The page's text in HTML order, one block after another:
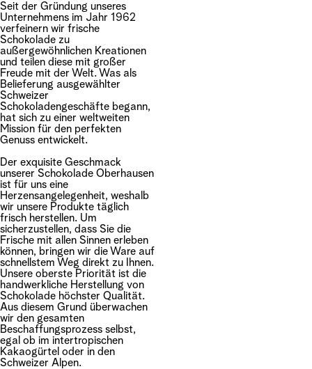
Seit der Gründung unseres
Unternehmens im Jahr 1962
verfeinern wir frische
Schokolade zu
außergewöhnlichen Kreationen
und teilen diese mit großer
Freude mit der Welt. Was als
Belieferung ausgewählter
Schweizer
Schokoladengeschäfte begann,
hat sich zu einer weltweiten
Mission für den perfekten
Genuss entwickelt.
Der exquisite Geschmack
unserer Schokolade Oberhausen
ist für uns eine
Herzensangelegenheit, weshalb
wir unsere Produkte täglich
frisch herstellen. Um
sicherzustellen, dass Sie die
Frische mit allen Sinnen erleben
können, bringen wir die Ware auf
schnellstem Weg direkt zu Ihnen.
Unsere oberste Priorität ist die
handwerkliche Herstellung von
Schokolade höchster Qualität.
Aus diesem Grund überwachen
wir den gesamten
Beschaffungsprozess selbst,
egal ob im intertropischen
Kakaogürtel oder in den
Schweizer Alpen.